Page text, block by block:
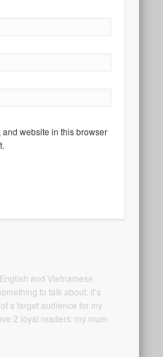
website in this browser
and Vietnamese
to talk about. It’s
a target audience for my
2 loyal readers: my mum